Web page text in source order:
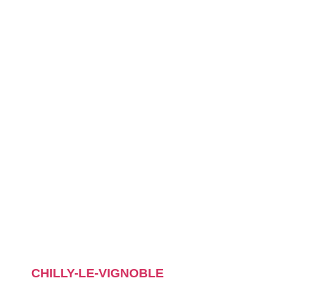
CHILLY-LE-VIGNOBLE